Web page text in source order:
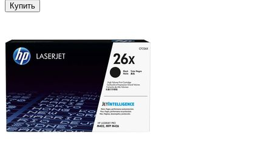
Купить